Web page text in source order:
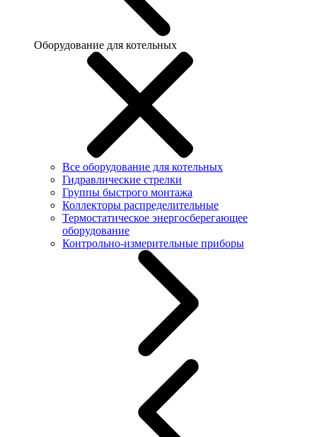
Оборудование для котельных
Все оборудование для котельных
Гидравлические стрелки
Группы быстрого монтажа
Коллекторы распределительные
Термостатическое энергосберегающее
оборудование
Контрольно-измерительные приборы